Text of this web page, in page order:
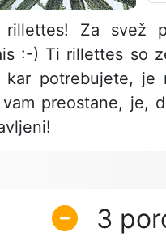
Za svež
:-) Ti rillettes so
kar potrebujete,
preostane, je,
3